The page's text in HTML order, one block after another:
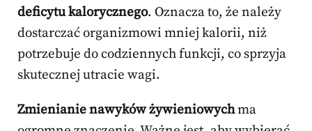
deficytu kalorycznego. Oznacza to, że należy
dostarczać organizmowi mniej kalorii, niż
potrzebuje do codziennych funkcji, co sprzyja
skutecznej utracie wagi.
Zmienianie nawyków żywieniowychma